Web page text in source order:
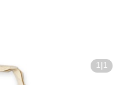
1 1